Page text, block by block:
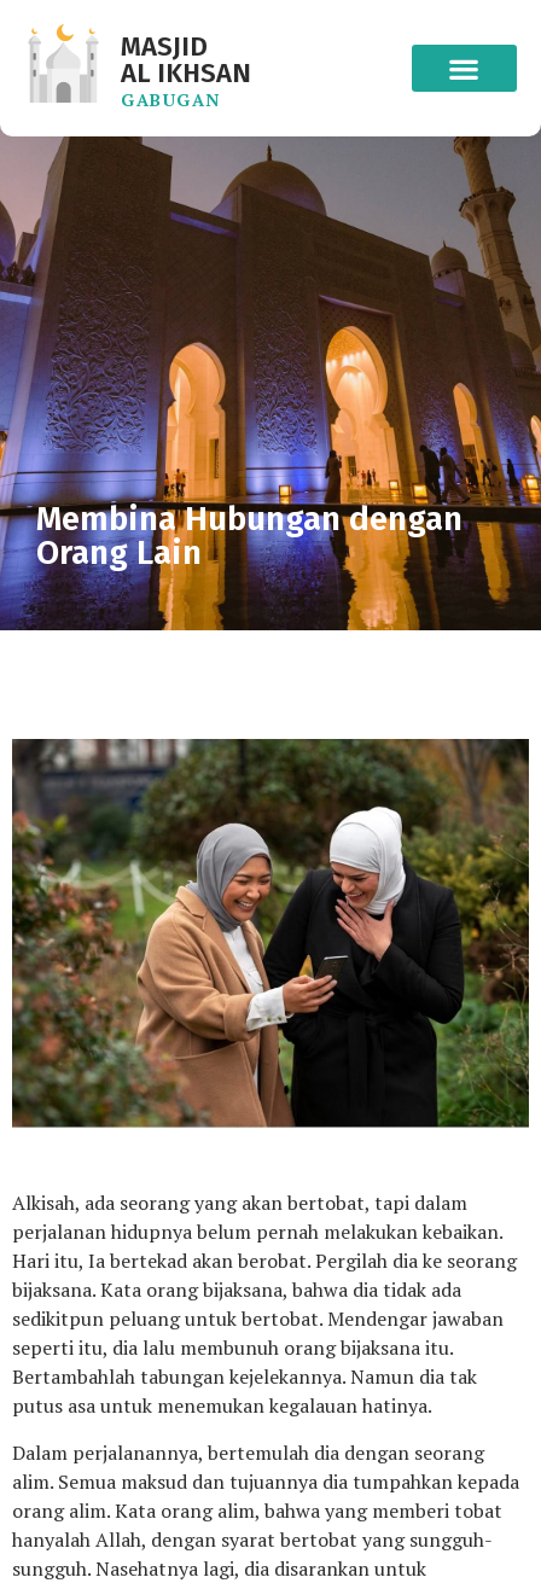
MASJID
AL IKHSAN
GABUGAN
Membina Hubungan dengan
Orang Lain
Alkisah, ada seorang yang akan bertobat, tapi dalam
perjalanan hidupnya belum pernah melakukan kebaikan.
Hari itu, Ia bertekad akan berobat. Pergilah dia ke seorang
bijaksana. Kata orang bijaksana, bahwa dia tidak ada
sedikitpun peluang untuk bertobat. Mendengar jawaban
seperti itu, dia lalu membunuh orang bijaksana itu.
Bertambahlah tabungan kejelekannya. Namun dia tak
putus asa untuk menemukan kegalauan hatinya.
Dalam perjalanannya, bertemulah dia dengan seorang
alim. Semua maksud dan tujuannya dia tumpahkan kepada
orang alim. Kata orang alim, bahwa yang memberi tobat
hanyalah Allah, dengan syarat bertobat yang sungguh-
sungguh. Nasehatnya lagi, dia disarankan untuk